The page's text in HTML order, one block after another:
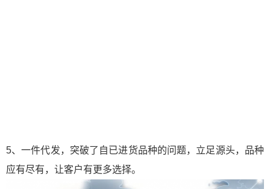
5、一件代发，突破了自已进货品种的问题，立足源头，品种
应有尽有，让客户有更多选择。